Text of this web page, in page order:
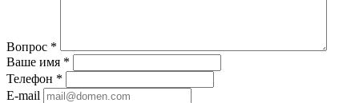
Вопрос *
Ваше имя *
Телефон *
E-mail